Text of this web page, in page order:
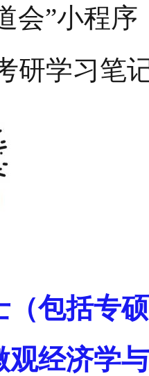
会”小程序
研学习笔
（包括专
观经济学